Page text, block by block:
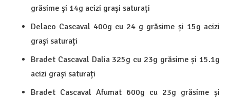
grăsime și 14g acizi grași saturați
Delaco Cascaval 400g cu 24 g grăsime și 15g acizi
grași saturați
Bradet Cascaval Dalia 325g cu 23g grăsime și 15.1g
acizi grași saturați
Bradet Cascaval Afumat 600g cu 23g grăsime și